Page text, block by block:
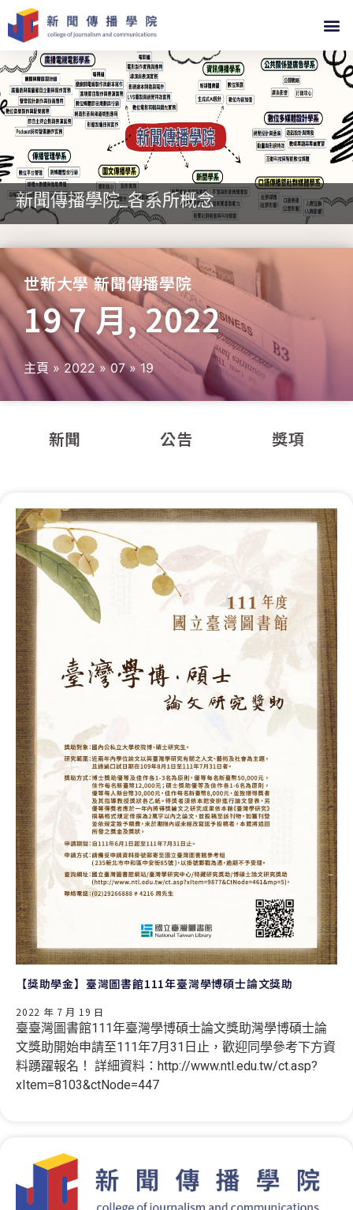
新聞傳播學院_各系所概念
世新大學 新聞傳播學院
19 7 月, 2022
主頁 » 2022 » 07 » 19
新聞 公告 獎項
【獎助學金】臺灣圖書館111年臺灣學博碩士論文獎助
2022 年 7 月 19 日
臺臺灣圖書館111年臺灣學博碩士論文獎助灣學博碩士論
文獎助開始申請至111年7月31日止，歡迎同學參考下方資
料踴躍報名！ 詳細資料：http://www.ntl.edu.tw/ct.asp?
xItem=8103&ctNode=447